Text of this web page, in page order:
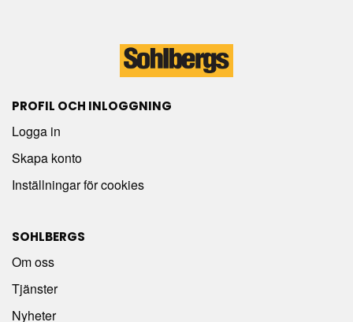
PROFIL OCH INLOGGNING
Logga in
Skapa konto
Inställningar för cookies
SOHLBERGS
Om oss
Tjänster
Nyheter